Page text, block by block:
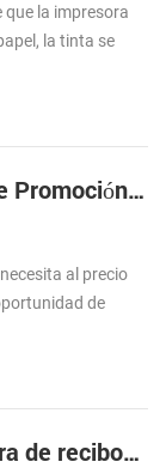
la impresora
la tinta se
La Navidad Impresoras Evento De Promoción De 2018
al precio
de
Cashino Lanza la Nueva Impresora de recibos Térmica EP-380C